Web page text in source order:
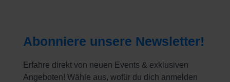
Abonniere unsere Newsletter!
Erfahre direkt von neuen Events & exklusiven
Angeboten! Wähle aus, wofür du dich anmelden